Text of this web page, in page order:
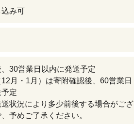
み可
30営業日以内に発送予定
月・1月）は寄附確認後、60営業日
定
状況により多少前後する場合がござ
予めご了承ください。